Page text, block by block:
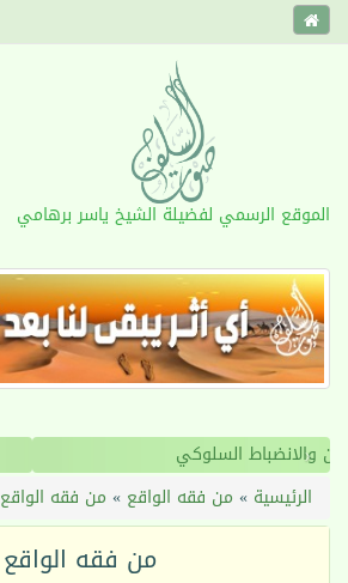
الموقع الرسمي لفضيلة الشيخ ياسر برهامي
القرآن والانضباط السلوكي ‹
الرئيسية » من فقه الواقع » من فقه الواقع
من فقه الواقع